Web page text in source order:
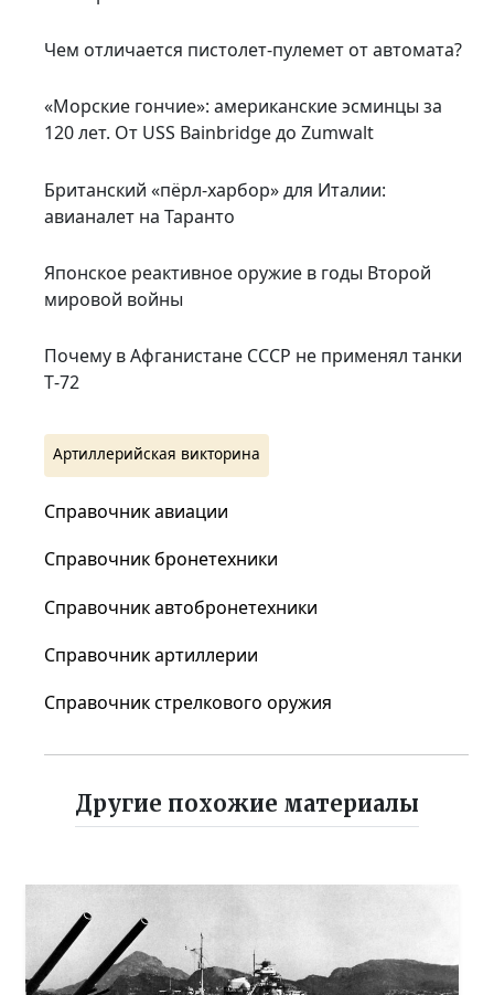
Чем отличается пистолет-пулемет от автомата?
«Морские гончие»: американские эсминцы за
120 лет. От USS Bainbridge до Zumwalt
Британский «пёрл-харбор» для Италии:
авианалет на Таранто
Японское реактивное оружие в годы Второй
мировой войны
Почему в Афганистане СССР не применял танки
Т‑72
Артиллерийская викторина
Справочник авиации
Справочник бронетехники
Справочник автобронетехники
Справочник артиллерии
Справочник стрелкового оружия
Другие похожие материалы